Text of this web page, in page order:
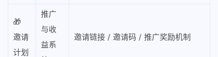
🎁
邀请
计划
推广
与收
益系
邀请链接 / 邀请码 / 推广奖励机制